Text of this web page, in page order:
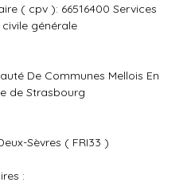
( cpv ): 66516400 Services
générale
De Communes Mellois En
de Strasbourg
Sèvres ( FRI33 )
: